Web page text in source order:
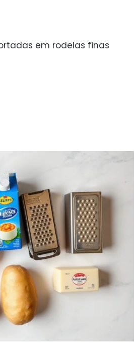
em rodelas finas